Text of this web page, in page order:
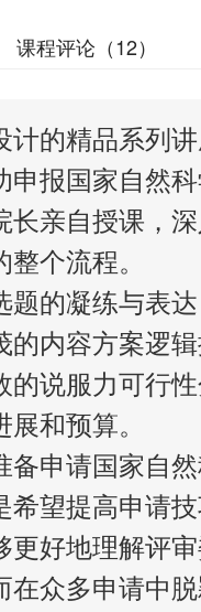
课程评论（12）
计的精品系列
申报国家自然
长亲自授课，
个流程。
题的凝练与表
的内容方案逻
的说服力可行
和预算。
备申请国家自
希望提高申请
更好地理解评
在众多申请中